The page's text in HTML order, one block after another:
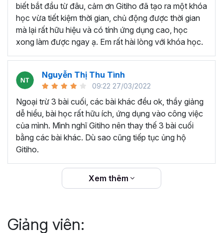
Kỹ thuật định dạng và xử lý dữ liệu bao gồm tự động
thêm ký hiệu tiền tệ, viết biểu thức hóa học - toán
học và loại bỏ dữ liệu trùng lặp.
Tổng hợp thủ thuật với hàm, công thức bao gồm
cách tắt/mở gợi ý khi viết hàm, đặt tên và sử dụng
gian.
Tổng hợp hàm, công thức tính toán theo thời gian
như hàm tính toán theo tháng, tuổi, ngày hết hạn
hợp đồng,...
Hướng dẫn dùng các hàm và công thức nâng cao
nhưSUM, SUMIFS, VLOOKUP, INDEX, và các thủ
thuật hay trong Excel khác với hàm và công thức.
Những thiết lập chế độ làm việc trên Excel như thiết
lập theme, background, in ấn, và các thanh, tiêu đề,
đường kẻ lưới trong Excel.
và gán nội dung văn bản vào hình khối.
biết bắt đầu từ đâu, cảm ơn Gitiho đã tạo ra một khóa
học vừa tiết kiệm thời gian, chủ động được thời gian
mà lại rất hữu hiệu và có tính ứng dụng cao, học
xong làm được ngay ạ. Em rất hài lòng với khóa học.
Nguyễn Thị Thu Tình
09:22 27/03/2022
Ngoại trừ 3 bài cuối, các bài khác đều ok, thầy giảng
dễ hiểu, bài học rất hữu ích, ứng dụng vào công việc
của mình. Mình nghĩ Gitiho nên thay thế 3 bài cuối
bằng các bài khác. Dù sao cũng tiếp tục ủng hộ
Gitiho.
Xem thêm
Giảng viên: